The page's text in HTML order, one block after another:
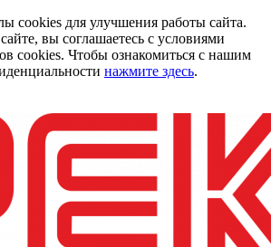
cookies для улучшения работы сайта.
вы соглашаетесь с условиями
cookies. Чтобы ознакомиться с нашим
нажмите здесь.